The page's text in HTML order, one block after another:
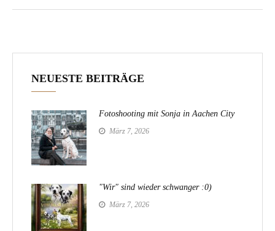
NEUESTE BEITRÄGE
Fotoshooting mit Sonja in Aachen City
März 7, 2026
"Wir" sind wieder schwanger :0)
März 7, 2026